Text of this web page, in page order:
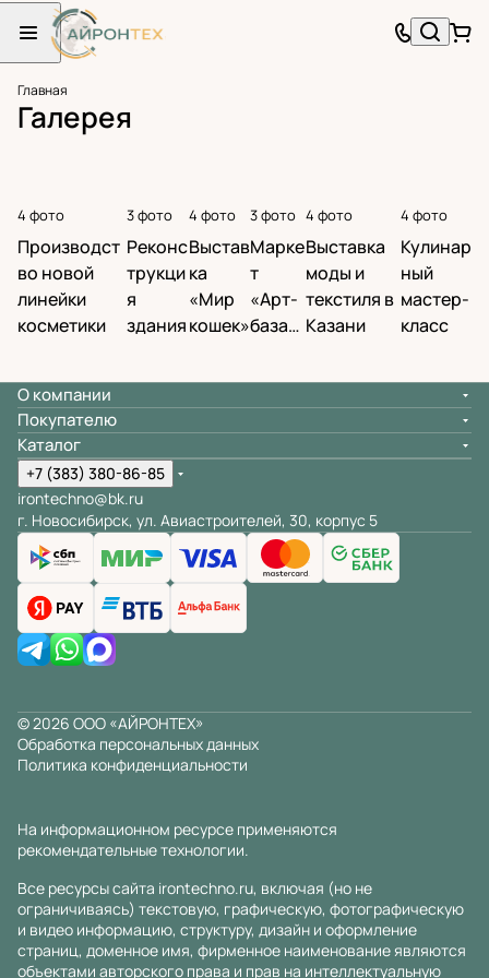
Главная
Галерея
4 фото
Производст
во новой
линейки
косметики
3 фото
Реконс
трукци
я
здания
4 фото
Выстав
ка
«Мир
кошек»
3 фото
Марке
т
«Арт-
базар
4 фото
Выставка
моды и
текстиля в
Казани
4 фото
Кулинар
ный
мастер-
класс
О компании
Покупателю
Каталог
+7 (383) 380-86-85
irontechno@bk.ru
г. Новосибирск, ул. Авиастроителей, 30, корпус 5
© 2026 ООО «АЙРОНТЕХ»
Обработка персональных данных
Политика конфиденциальности
На информационном ресурсе применяются
рекомендательные технологии.
Все ресурсы сайта irontechno.ru, включая (но не
ограничиваясь) текстовую, графическую, фотографическую
и видео информацию, структуру, дизайн и оформление
страниц, доменное имя, фирменное наименование являются
объектами авторского права и прав на интеллектуальную